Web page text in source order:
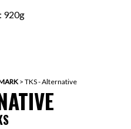
920g
> TKS - Alternative